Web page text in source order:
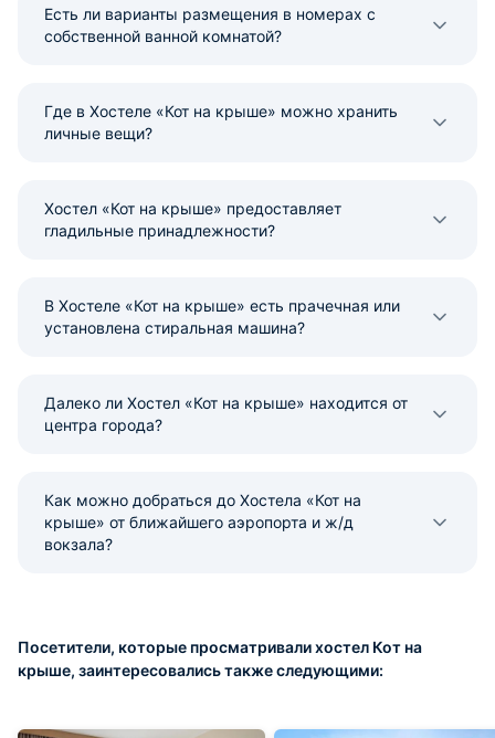
Есть ли варианты размещения в номерах с
собственной ванной комнатой?
Где в Хостеле «Кот на крыше» можно хранить
личные вещи?
Хостел «Кот на крыше» предоставляет
гладильные принадлежности?
В Хостеле «Кот на крыше» есть прачечная или
установлена стиральная машина?
Далеко ли Хостел «Кот на крыше» находится от
центра города?
Как можно добраться до Хостела «Кот на
крыше» от ближайшего аэропорта и ж/д
вокзала?
Посетители, которые просматривали хостел Кот на
крыше, заинтересовались также следующими: